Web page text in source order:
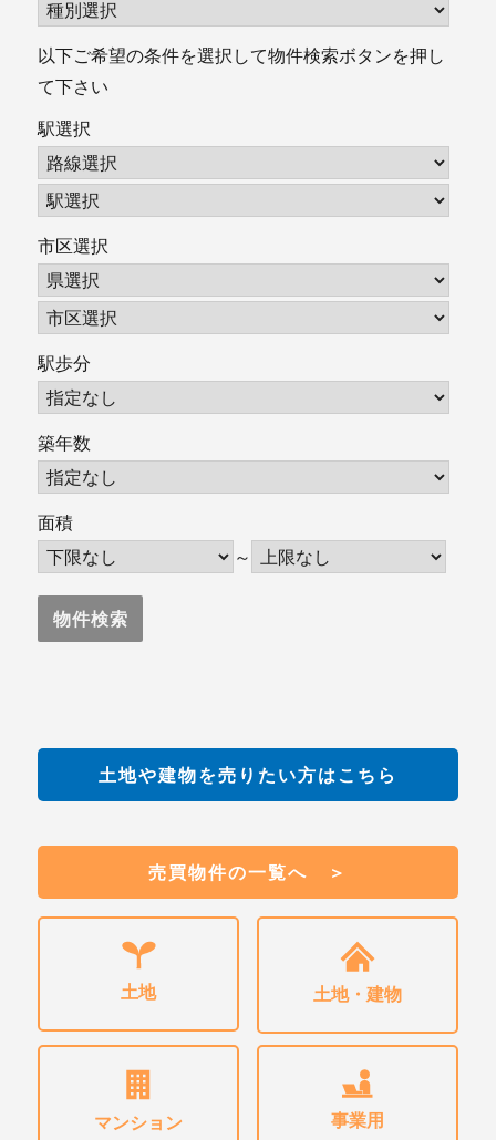
以下ご希望の条件を選択して物件検索ボタンを押し
て下さい
駅選択
市区選択
駅歩分
築年数
面積
～
土地や建物を売りたい方はこちら
売買物件の一覧へ ＞
土地 土地・建物
マンション 事業用